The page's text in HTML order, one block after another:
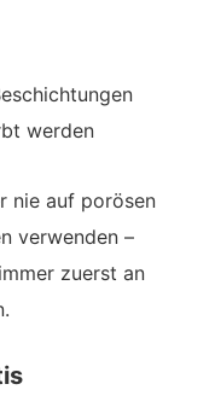
werden
nie auf porösen
verwenden –
zuerst an